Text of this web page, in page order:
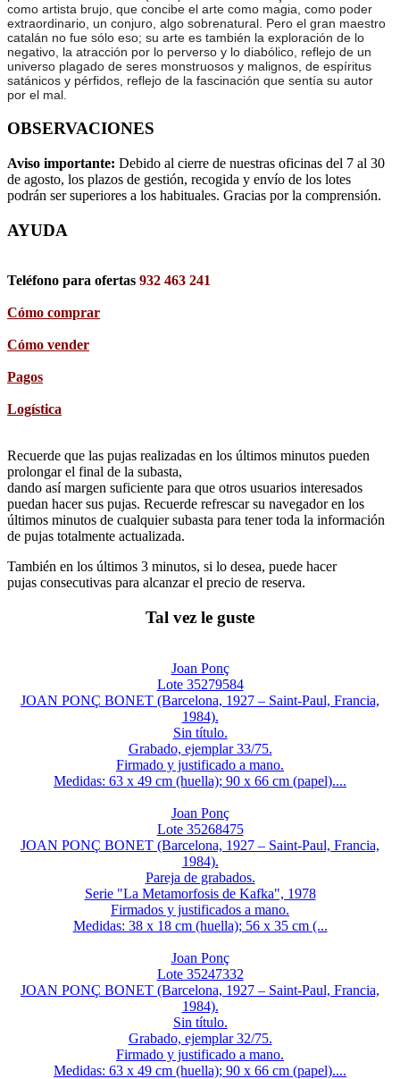
como artista brujo, que concibe el arte como magia, como poder
extraordinario, un conjuro, algo sobrenatural. Pero el gran maestro
catalán no fue sólo eso; su arte es también la exploración de lo
negativo, la atracción por lo perverso y lo diabólico, reflejo de un
universo plagado de seres monstruosos y malignos, de espíritus
satánicos y pérfidos, reflejo de la fascinación que sentía su autor
por el mal.
OBSERVACIONES
Aviso importante: Debido al cierre de nuestras oficinas del 7 al 30
de agosto, los plazos de gestión, recogida y envío de los lotes
podrán ser superiores a los habituales. Gracias por la comprensión.
AYUDA
Teléfono para ofertas 932 463 241
Cómo comprar
Cómo vender
Pagos
Logística
Recuerde que las pujas realizadas en los últimos minutos pueden
prolongar el final de la subasta,
dando así margen suficiente para que otros usuarios interesados
puedan hacer sus pujas. Recuerde refrescar su navegador en los
últimos minutos de cualquier subasta para tener toda la información
de pujas totalmente actualizada.
También en los últimos 3 minutos, si lo desea, puede hacer
pujas consecutivas para alcanzar el precio de reserva.
Tal vez le guste
Joan Ponç
Lote 35279584
JOAN PONÇ BONET (Barcelona, 1927 – Saint-Paul, Francia,
1984).
Sin título.
Grabado, ejemplar 33/75.
Firmado y justificado a mano.
Medidas: 63 x 49 cm (huella); 90 x 66 cm (papel)....
Joan Ponç
Lote 35268475
JOAN PONÇ BONET (Barcelona, 1927 – Saint-Paul, Francia,
1984).
Pareja de grabados.
Serie "La Metamorfosis de Kafka", 1978
Firmados y justificados a mano.
Medidas: 38 x 18 cm (huella); 56 x 35 cm (...
Joan Ponç
Lote 35247332
JOAN PONÇ BONET (Barcelona, 1927 – Saint-Paul, Francia,
1984).
Sin título.
Grabado, ejemplar 32/75.
Firmado y justificado a mano.
Medidas: 63 x 49 cm (huella); 90 x 66 cm (papel)....